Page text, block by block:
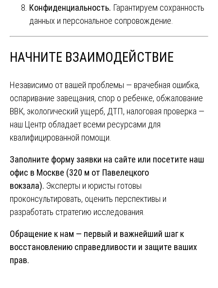
Конфиденциальность. Гарантируем сохранность
данных и персональное сопровождение.
НАЧНИТЕ ВЗАИМОДЕЙСТВИЕ
Независимо от вашей проблемы — врачебная ошибка,
оспаривание завещания, спор о ребенке, обжалование
ВВК, экологический ущерб, ДТП, налоговая проверка —
наш Центр обладает всеми ресурсами для
квалифицированной помощи.
Заполните форму заявки на сайте или посетите наш
офис в Москве (320 м от Павелецкого
вокзала). Эксперты и юристы готовы
проконсультировать, оценить перспективы и
разработать стратегию исследования.
Обращение к нам — первый и важнейший шаг к
восстановлению справедливости и защите ваших
прав.